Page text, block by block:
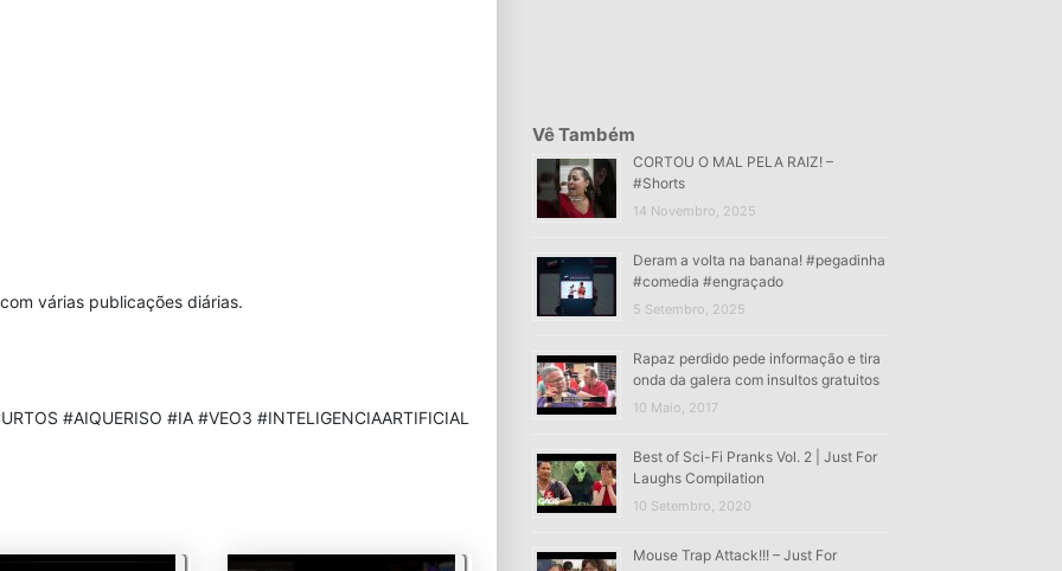
várias publicações diárias.
#AIQUERISO #IA #VEO3 #INTELIGENCIAARTIFICIAL
Vê Também
CORTOU O MAL PELA RAIZ! –
#Shorts
14 Novembro, 2025
Deram a volta na banana! #pegadinha
#comedia #engraçado
5 Setembro, 2025
Rapaz perdido pede informação e tira
onda da galera com insultos gratuitos
10 Maio, 2017
Best of Sci-Fi Pranks Vol. 2 | Just For
Laughs Compilation
10 Setembro, 2020
Mouse Trap Attack!!! – Just For